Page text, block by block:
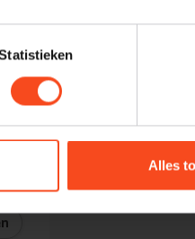
Alles
Heb je een
maken van de
graag. Neem